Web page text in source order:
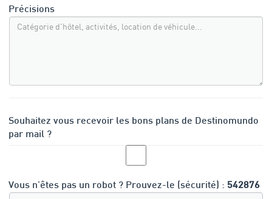
Précisions
Souhaitez vous recevoir les bons plans de Destinomundo
par mail ?
Vous n'êtes pas un robot ? Prouvez-le (sécurité) : 542876